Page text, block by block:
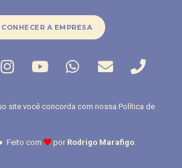
CONHECER A EMPRESA
site você concorda com nossa Política de
Feito com por Rodrigo Marafigo